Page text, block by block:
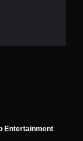
Entertainment